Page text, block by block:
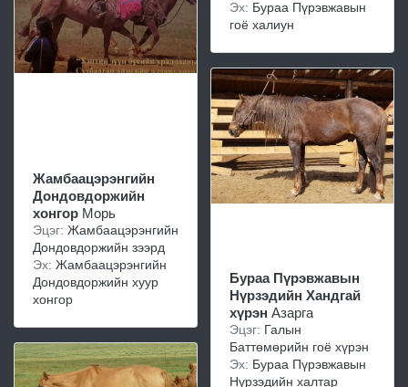
Жамбаацэрэнгийн
Дондовдоржийн
хонгор Морь
Эцэг: Жамбаацэрэнгийн
Дондовдоржийн зээрд
Эх: Жамбаацэрэнгийн
Дондовдоржийн хуур
хонгор
Эх: Бураа Пүрэвжавын
гоё халиун
Бураа Пүрэвжавын
Нүрзэдийн Хандгай
хүрэн Азарга
Эцэг: Галын
Баттөмөрийн гоё хүрэн
Эх: Бураа Пүрэвжавын
Нүрзэдийн халтар